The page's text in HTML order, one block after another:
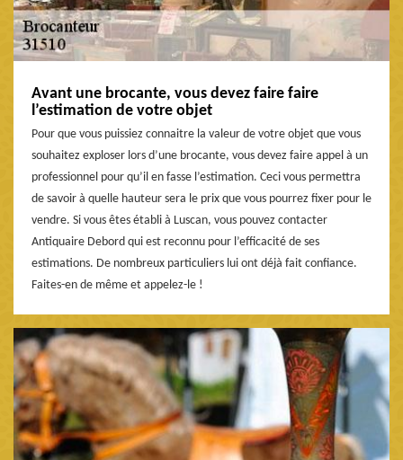
Avant une brocante, vous devez faire faire
l’estimation de votre objet
Pour que vous puissiez connaitre la valeur de votre objet que vous
souhaitez exploser lors d’une brocante, vous devez faire appel à un
professionnel pour qu’il en fasse l’estimation. Ceci vous permettra
de savoir à quelle hauteur sera le prix que vous pourrez fixer pour le
vendre. Si vous êtes établi à Luscan, vous pouvez contacter
Antiquaire Debord qui est reconnu pour l’efficacité de ses
estimations. De nombreux particuliers lui ont déjà fait confiance.
Faites-en de même et appelez-le !